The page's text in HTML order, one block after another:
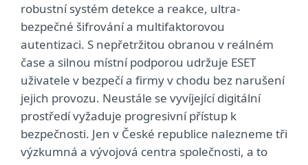
robustní systém detekce a reakce, ultra-
bezpečné šifrování a multifaktorovou
autentizaci. S nepřetržitou obranou v reálném
čase a silnou místní podporou udržuje ESET
uživatele v bezpečí a firmy v chodu bez narušení
jejich provozu. Neustále se vyvíjející digitální
prostředí vyžaduje progresivní přístup k
bezpečnosti. Jen v České republice nalezneme tři
výzkumná a vývojová centra společnosti, a to